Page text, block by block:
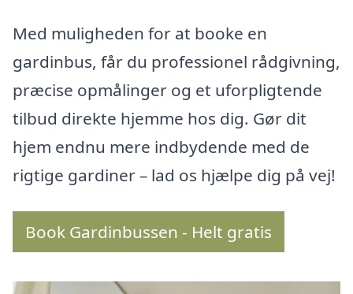
Med muligheden for at booke en
gardinbus, får du professionel rådgivning,
præcise opmålinger og et uforpligtende
tilbud direkte hjemme hos dig. Gør dit
hjem endnu mere indbydende med de
rigtige gardiner – lad os hjælpe dig på vej!
Book Gardinbussen - Helt gratis